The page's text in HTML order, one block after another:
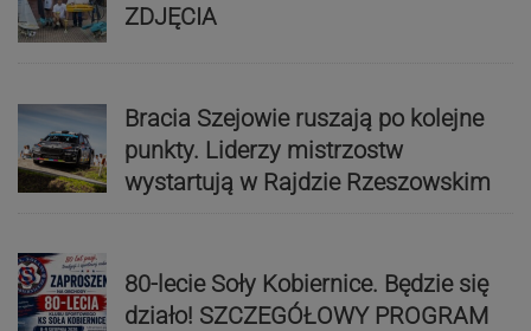
ZDJĘCIA
Bracia Szejowie ruszają po kolejne
punkty. Liderzy mistrzostw
wystartują w Rajdzie Rzeszowskim
80-lecie Soły Kobiernice. Będzie się
działo! SZCZEGÓŁOWY PROGRAM